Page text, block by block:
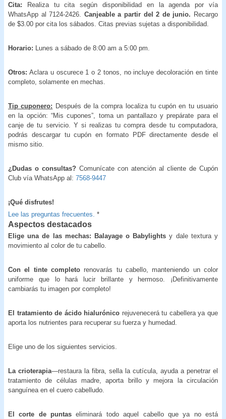
Cita: Realiza tu cita según disponibilidad en la agenda por vía
WhatsApp al 7124-2426. Canjeable a partir del 2 de junio. Recargo
de $3.00 por cita los sábados. Citas previas sujetas a disponibilidad.
Horario: Lunes a sábado de 8:00 am a 5:00 pm.
Otros: Aclara u oscurece 1 o 2 tonos, no incluye decoloración en tinte
completo, solamente en mechas.
Tip cuponero: Después de la compra localiza tu cupón en tu usuario
en la opción: “Mis cupones”, toma un pantallazo y prepárate para el
canje de tu servicio. Y si realizas tu compra desde tu computadora,
podrás descargar tu cupón en formato PDF directamente desde el
mismo sitio.
¿Dudas o consultas? Comunícate con atención al cliente de Cupón
Club vía WhatsApp al: 7568-9447
¡Qué disfrutes!
Lee las preguntas frecuentes. *
Aspectos destacados
Elige una de las mechas: Balayage o Babylights y dale textura y
movimiento al color de tu cabello.
Con el tinte completorenovarás tu cabello, manteniendo un color
uniforme que lo hará lucir brillante y hermoso. ¡Definitivamente
cambiarás tu imagen por completo!
El tratamiento de ácido hialurónico rejuvenecerá tu cabellera ya que
aporta los nutrientes para recuperar su fuerza y humedad.
Elige uno de los siguientes servicios.
La crioterapia—restaura la fibra, sella la cutícula, ayuda a penetrar el
tratamiento de células madre, aporta brillo y mejora la circulación
sanguínea en el cuero cabelludo.
El corte de puntas eliminará todo aquel cabello que ya no está